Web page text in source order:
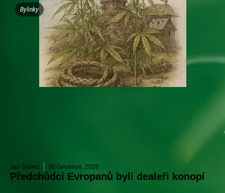
Bylinky
Jan Siwiec 20 července, 2026
Předchůdci Evropanů byli dealeři konopí